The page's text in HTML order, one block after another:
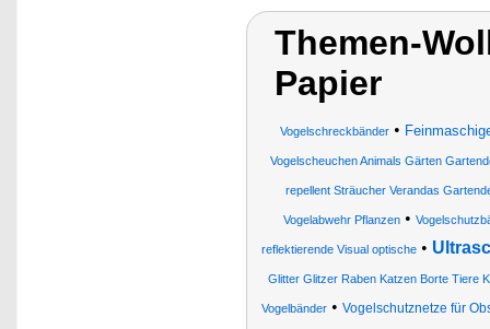
Themen-
Papier
Vogelschreckbänder •
Vogelscheuchen Animals Gärten
repellent Sträucher Verandas
Vogelabwehr Pflanzen •
reflektierende Visual optische•
Glitter Glitzer Raben Katzen Borte Tiere
Vogelbänder • Vogelschutznetze für